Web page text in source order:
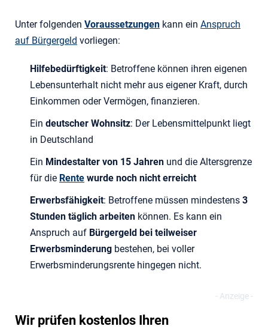
Unter folgenden Voraussetzungen kann ein Anspruch
auf Bürgergeld vorliegen:
Hilfebedürftigkeit: Betroffene können ihren eigenen
Lebensunterhalt nicht mehr aus eigener Kraft, durch
Einkommen oder Vermögen, finanzieren.
Ein deutscher Wohnsitz: Der Lebensmittelpunkt liegt
in Deutschland
Ein Mindestalter von 15 Jahren und die Altersgrenze
für die Rente wurde noch nicht erreicht
Erwerbsfähigkeit: Betroffene müssen mindestens 3
Stunden täglich arbeiten können. Es kann ein
Anspruch auf Bürgergeld bei teilweiser
Erwerbsminderung bestehen, bei voller
Erwerbsminderungsrente hingegen nicht.
Wir prüfen kostenlos Ihren